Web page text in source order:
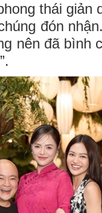
thái giản
đón
nên đã bình